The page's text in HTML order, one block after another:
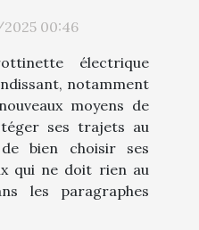
trottinette
00:46
électrique
notamment
moyens de
ses trajets au
bien choisir ses
qui ne doit rien au
les paragraphes